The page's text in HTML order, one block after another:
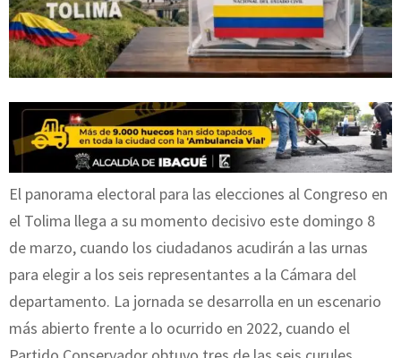
El panorama electoral para las elecciones al Congreso en
el Tolima llega a su momento decisivo este domingo 8
de marzo, cuando los ciudadanos acudirán a las urnas
para elegir a los seis representantes a la Cámara del
departamento. La jornada se desarrolla en un escenario
más abierto frente a lo ocurrido en 2022, cuando el